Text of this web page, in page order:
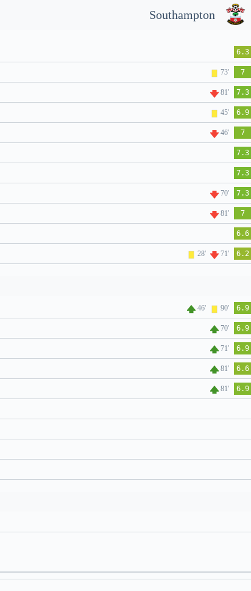
Southampton
6.3
73' 7
81' 7.3
45' 6.9
46' 7
7.3
7.3
70' 7.3
81' 7
6.6
28' 71' 6.2
46' 90' 6.9
70' 6.9
71' 6.9
81' 6.6
81' 6.9